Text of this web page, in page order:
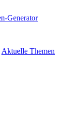
Aktuelle Themen